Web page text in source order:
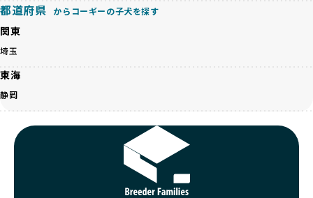
ます。この活動により、保護が必要なワンちゃんの救済や保
護活動の支援にも貢献しています。
でなく、すべてのワンちゃんに優しい未来を創るための大き
な一歩です。ユーザーの皆さんがBreederFamiliesを通じて
支えることができます。
BreederFamiliesに登録されているブリーダーは、子犬が心
身ともに健康に育つための環境づくりに全力を注いでいま
遺伝的なリスクを最小限に抑えた繁殖計画、栄養バランスが
考えられた食事、子犬がのびのびと動ける適度な運動環境、
営利優先ブリーダーは、このような流行や需要に応じて無理
な繁殖を行いがちです。小柄な母犬を繁殖に多用して体に負
担をかけたり、子犬を小さく見せるために食事を減らすな
ど、健康を犠牲にした管理がされることもあります。このよ
うな方法では、ワンちゃんの免疫力や体力が低下し、飼い主
にとっても将来的な医療費やケアの負担が増える恐れがあり
ます。
優良ブリーダーは、こうした流行に流されず、ワンちゃんの
健康を最優先に考えています。特に小さいワンちゃんやレア
カラーの子犬を販売する場合は、健康リスクを十分に理解
し、飼い主にそのリスクについて丁寧に説明しています。食
事管理もしっかり行い、成長に必要な栄養を確保するなど、
ワンちゃんの健康を第一にした繁殖を心がけています。
都道府県 からコーギーの子犬を探す
関東
埼玉
東海
静岡